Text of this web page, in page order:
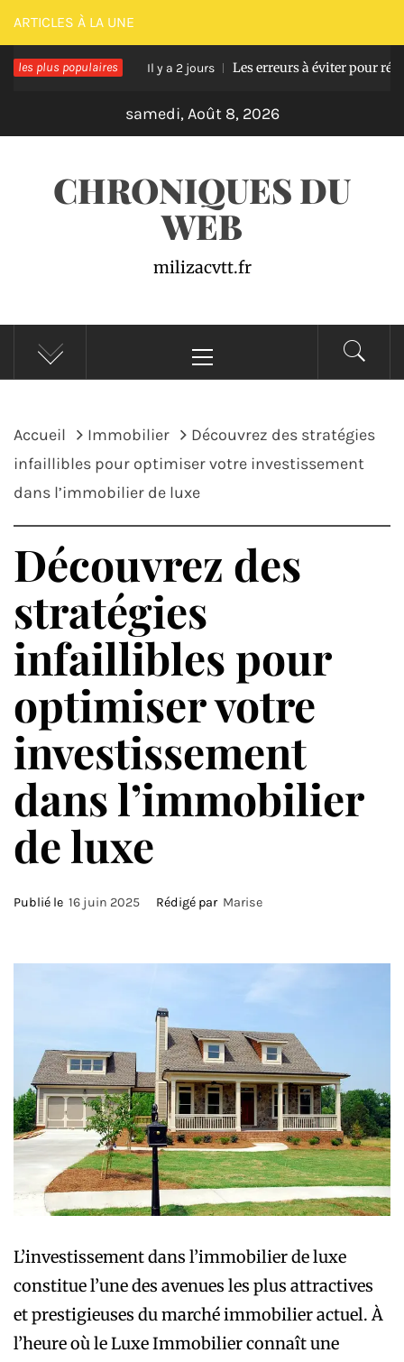
Passer
au
contenu
ARTICLES À LA UNE
les plus populaires
en bois Il y a 2 jours Les erreurs à éviter pour réussir une
samedi, Août 8, 2026
CHRONIQUES DU
WEB
milizacvtt.fr
principal
Accueil Immobilier
Découvrez des stratégies
infaillibles pour optimiser votre investissement
dans l’immobilier de luxe
Découvrez des
stratégies
infaillibles pour
optimiser votre
investissement
dans l’immobilier
de luxe
Publié le 16 juin 2025 Rédigé par Marise
L’investissement dans l’immobilier de luxe
constitue l’une des avenues les plus attractives
et prestigieuses du marché immobilier actuel. À
l’heure où le Luxe Immobilier connaît une